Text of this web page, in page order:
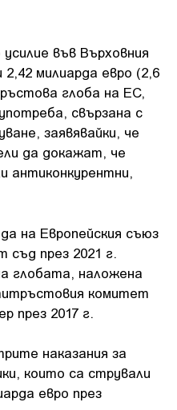
във Върховния
милиарда евро (2,6
глоба на ЕС,
свързана с
заявявайки, че
да докажат, че
антиконкурентни,
на Европейския съюз
през 2021 г.
глобата, наложена
комитет
през 2017 г.
наказания за
които са стрували
евро през